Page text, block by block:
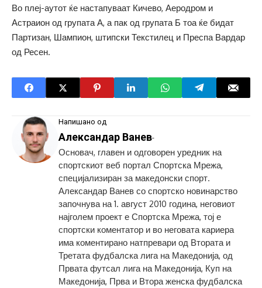
Во плеј-аутот ќе настапуваат Кичево, Аеродром и
Астраион од групата А, а пак од групата Б тоа ќе бидат
Партизан, Шампион, штипски Текстилец и Преспа Вардар
од Ресен.
Напишано од
Александар Ванев-
Основач, главен и одговорен уредник на
спортскиот веб портал Спортска Мрежа,
специјализиран за македонски спорт.
Александар Ванев со спортско новинарство
започнува на 1. август 2010 година, неговиот
најголем проект е Спортска Мрежа, тој е
спортски коментатор и во неговата кариера
има коментирано натпревари од Втората и
Третата фудбалска лига на Македонија, од
Првата футсал лига на Македонија, Куп на
Македонија, Прва и Втора женска фудбалска